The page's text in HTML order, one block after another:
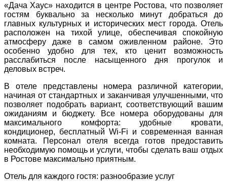
«Дача Хаус» находится в центре Ростова, что позволяет
гостям буквально за несколько минут добраться до
главных культурных и исторических мест города. Отель
расположен на тихой улице, обеспечивая спокойную
атмосферу даже в самом оживленном районе. Это
особенно удобно для тех, кто ценит возможность
расслабиться после насыщенного дня прогулок и
деловых встреч.
В отеле представлены номера различной категории,
начиная от стандартных и заканчивая улучшенными, что
позволяет подобрать вариант, соответствующий вашим
ожиданиям и бюджету. Все номера оборудованы для
максимального комфорта: удобные кровати,
кондиционер, бесплатный Wi-Fi и современная ванная
комната. Персонал отеля всегда готов предоставить
необходимую помощь и услуги, чтобы сделать ваш отдых
в Ростове максимально приятным.
Отель для каждого гостя: разнообразие услуг